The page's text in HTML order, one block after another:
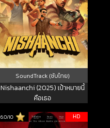
SoundTrack (ซับไทย)
Nishaanchi (2025) เป้าหมายนี้
คือเธอ
6.0/10 HD